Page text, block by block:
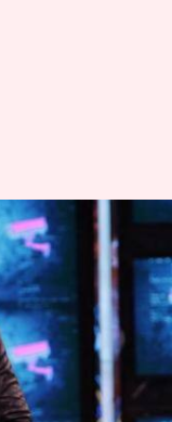
नहीं रहा
करना